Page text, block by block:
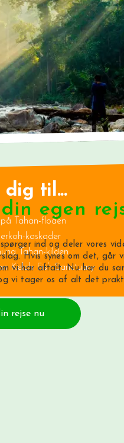
til...
Tahan-floden
kaskader
Tahan-kilden
Kelah Fish Sanctuary
egen
ind og deler vores
Hvis synes om det, går
vi har aftalt. Nu har du
vi tager os af alt det
rejse nu